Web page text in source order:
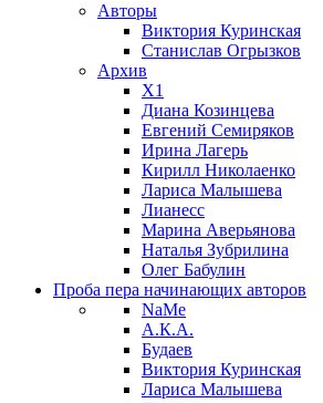
Авторы
Виктория Куринская
Станислав Огрызков
Архив
X1
Диана Козинцева
Евгений Семиряков
Ирина Лагерь
Кирилл Николаенко
Лариса Малышева
Лианесс
Марина Аверьянова
Наталья Зубрилина
Олег Бабулин
Проба пера начинающих авторов
NaMe
А.К.А.
Будаев
Виктория Куринская
Лариса Малышева